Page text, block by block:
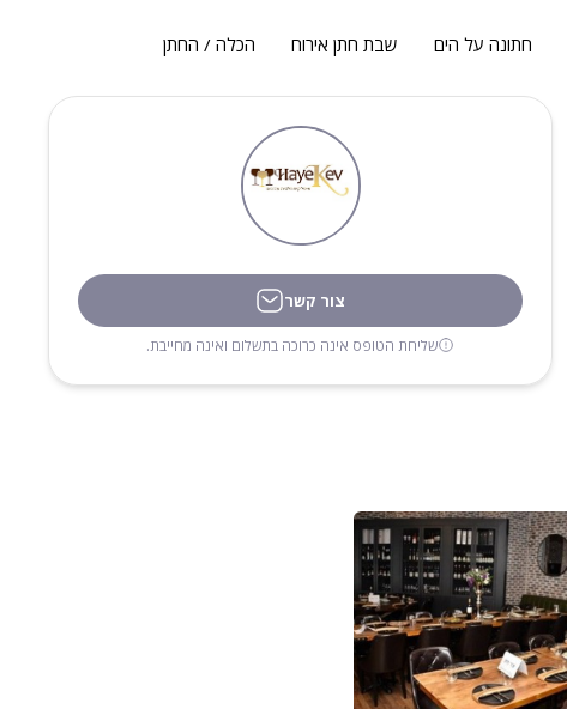
חתונה על הים שבת חתן אירוח הכלה / החתן
צור קשר
שליחת הטופס אינה כרוכה בתשלום ואינה מחייבת.